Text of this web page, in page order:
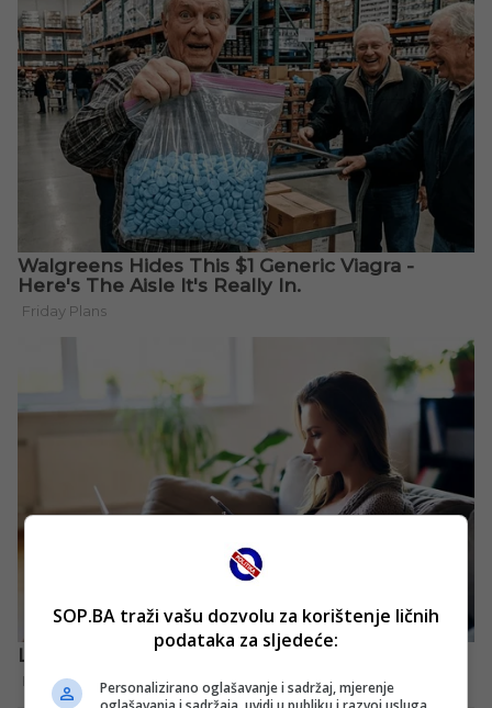
SOP.BA traži vašu dozvolu za korištenje ličnih
podataka za sljedeće:
Personalizirano oglašavanje i sadržaj, mjerenje